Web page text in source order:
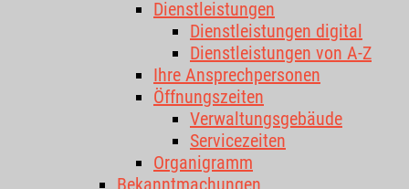
Dienstleistungen
Dienstleistungen digital
Dienstleistungen von A-Z
Ihre Ansprechpersonen
Öffnungszeiten
Verwaltungsgebäude
Servicezeiten
Organigramm
Bekanntmachungen